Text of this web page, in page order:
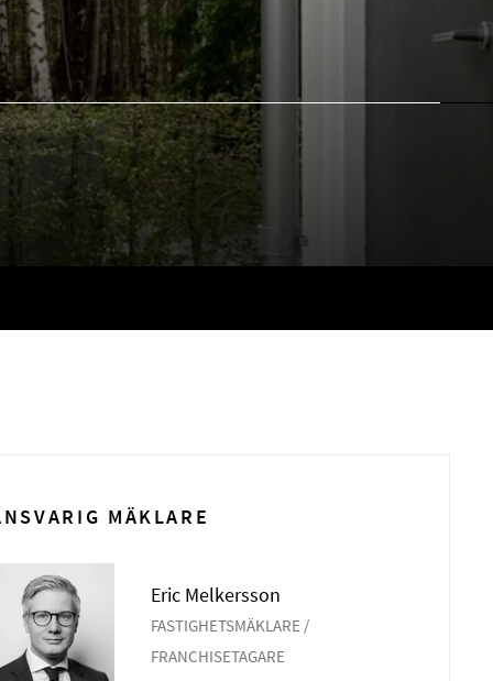
MÄKLARE
Eric Melkersson
FASTIGHETSMÄKLARE /
FRANCHISETAGARE